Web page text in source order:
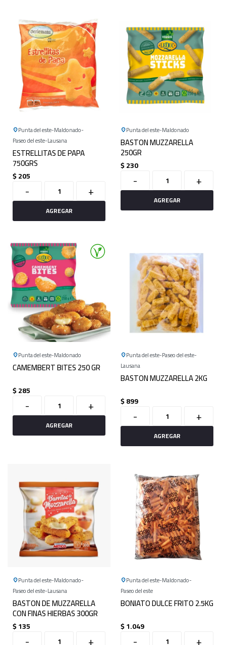
Punta del este Maldonado
Paseo del este Lausana
ESTRELLITAS DE PAPA
750GRS
$205
- +
Punta del este Maldonado
BASTON MUZZARELLA
250GR
$230
- +
Punta del este Maldonado
CAMEMBERT BITES 250 GR
$285
- +
Punta del este Paseo del este
Lausana
BASTON MUZZARELLA 2KG
$899
- +
Punta del este Maldonado
Paseo del este Lausana
BASTON DE MUZZARELLA
CON FINAS HIERBAS 300GR
$135
- +
Punta del este Maldonado
Paseo del este
BONIATO DULCE FRITO 2.5KG
$1.049
- +